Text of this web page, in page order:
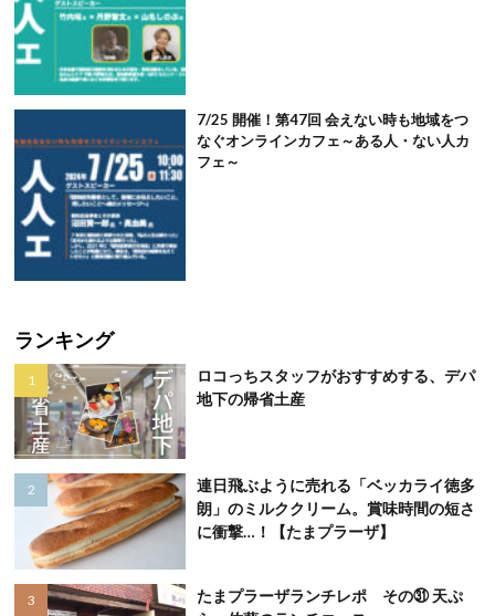
7/25 開催！第47回 会えない時も地域をつ
なぐオンラインカフェ～ある人・ない人カ
フェ～
ランキング
ロコっちスタッフがおすすめする、デパ
地下の帰省土産
連日飛ぶように売れる「ベッカライ徳多
朗」のミルククリーム。賞味時間の短さ
に衝撃…！【たまプラーザ】
たまプラーザランチレポ その㉛ 天ぷ